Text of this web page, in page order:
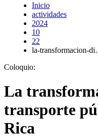
Inicio
actividades
2024
10
22
la-transformacion-
Coloquio:
La
transporte
Rica